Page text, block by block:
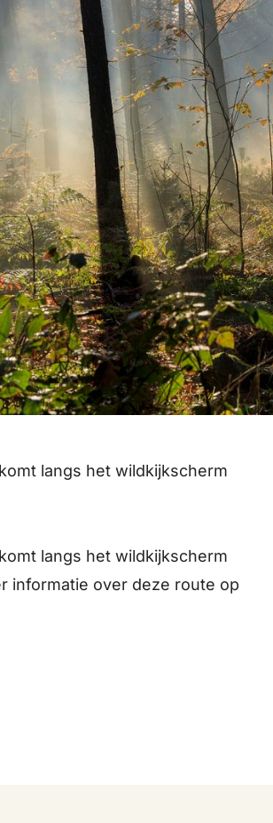
langs het wildkijkscherm
langs het wildkijkscherm
informatie over deze route op